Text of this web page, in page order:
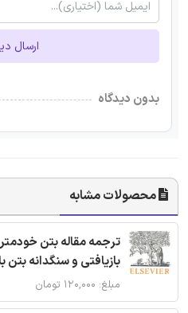
ارسال
بدون دیدگاه
محصولات مشابه
ترجمه مقاله بتن
بازیافتی و سنگدانه بتن
مبلغ: ۱۲۰,۰۰۰ تومان